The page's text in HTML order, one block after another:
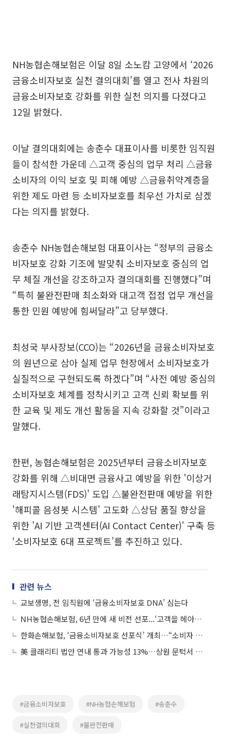
NH농협손해보험은 이달 8일 소노캄 고양에서 ‘2026
금융소비자보호 실천 결의대회’를 열고 전사 차원의
금융소비자보호 강화를 위한 실천 의지를 다졌다고
12일 밝혔다.
이날 결의대회에는 송춘수 대표이사를 비롯한 임직원
들이 참석한 가운데 △고객 중심의 업무 처리 △금융
소비자의 이익 보호 및 피해 예방 △금융취약계층을
위한 제도 마련 등 소비자보호를 최우선 가치로 삼겠
다는 의지를 밝혔다.
송춘수 NH농협손해보험 대표이사는 “정부의 금융소
비자보호 강화 기조에 발맞춰 소비자보호 중심의 업
무 체질 개선을 강조하고자 결의대회를 진행했다”며
“특히 불완전판매 최소화와 대고객 접점 업무 개선을
통한 민원 예방에 힘써달라”고 당부했다.
최성국 부사장보(CCO)는 “2026년을 금융소비자보호
의 원년으로 삼아 실제 업무 현장에서 소비자보호가
실질적으로 구현되도록 하겠다”며 “사전 예방 중심의
소비자보호 체계를 정착시키고 고객 신뢰 확보를 위
한 교육 및 제도 개선 활동을 지속 강화할 것”이라고
말했다.
한편, 농협손해보험은 2025년부터 금융소비자보호
강화를 위해 △비대면 금융사고 예방을 위한 '이상거
래탐지시스템(FDS)' 도입 △불완전판매 예방을 위한
'해피콜 음성봇 시스템' 고도화 △상담 품질 향상을
위한 'AI 기반 고객센터(AI Contact Center)' 구축 등
‘소비자보호 6대 프로젝트’를 추진하고 있다.
관련 뉴스
교보생명, 전 임직원에 ‘금융소비자보호 DNA’ 심는다
NH농협손해보험, 6년 만에 새 비전 선포...‘고객을 헤아리는 따뜻한 마음, 내일의 든든한 약속’
한화손해보험, ‘금융소비자보호 선포식’ 개최…“소비자 최우선 가치”
美 클래리티 법안 연내 통과 가능성 13%…상원 문턱서 제동
#금융소비자보호 #NH농협손해보험 #송춘수
#실천결의대회 #불완전판매